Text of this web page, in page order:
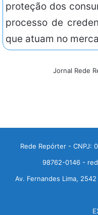
proteção dos
processo de
que atuam no
Jornal Rede
Rede Repórter - CNPJ:
98762-0146 -
Av. Fernandes Lima,